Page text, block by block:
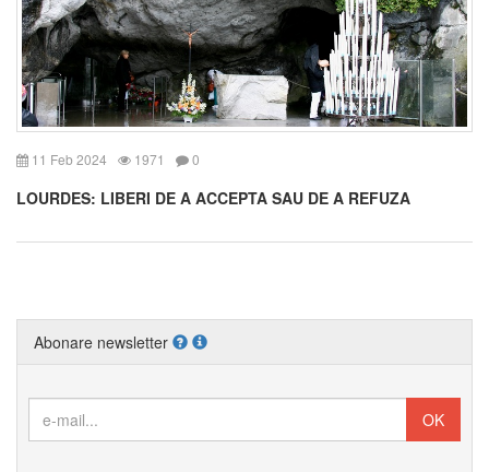
11 Feb 2024 1971 0
LOURDES: LIBERI DE A ACCEPTA SAU DE A REFUZA
Abonare newsletter